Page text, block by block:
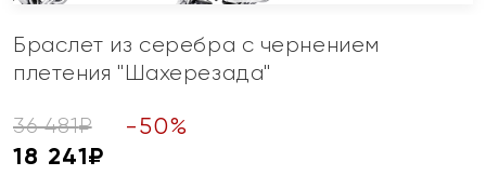
Браслет из серебра с чернением
плетения "Шахерезада"
36 481₽ -50%
18 241₽